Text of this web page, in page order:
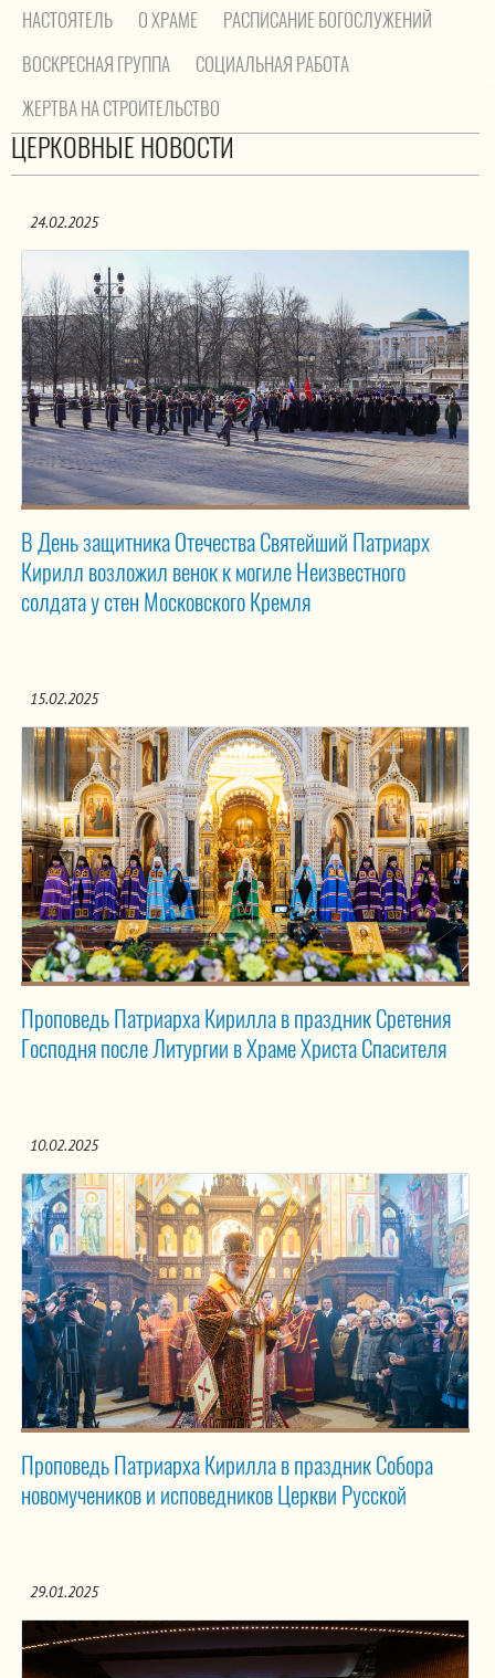
НАСТОЯТЕЛЬ О ХРАМЕ
РАСПИСАНИЕ БОГОСЛУЖЕНИЙ
ВОСКРЕСНАЯ ГРУППА
СОЦИАЛЬНАЯ РАБОТА
ЖЕРТВА НА СТРОИТЕЛЬСТВО
На главную / Церковные новости
ЦЕРКОВНЫЕ НОВОСТИ
24.02.2025
В День защитника Отечества Святейший Патриарх
Кирилл возложил венок к могиле Неизвестного
солдата у стен Московского Кремля
15.02.2025
Проповедь Патриарха Кирилла в праздник Сретения
Господня после Литургии в Храме Христа Спасителя
10.02.2025
Проповедь Патриарха Кирилла в праздник Собора
новомучеников и исповедников Церкви Русской
29.01.2025